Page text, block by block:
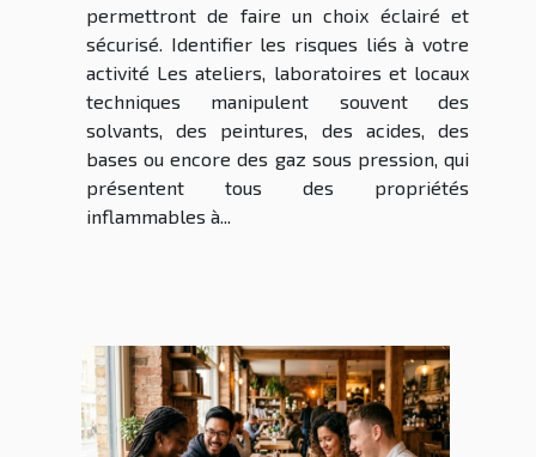
permettront de faire un choix éclairé et
sécurisé. Identifier les risques liés à votre
activité Les ateliers, laboratoires et locaux
techniques manipulent souvent des
solvants, des peintures, des acides, des
bases ou encore des gaz sous pression, qui
présentent tous des propriétés
inflammables à...